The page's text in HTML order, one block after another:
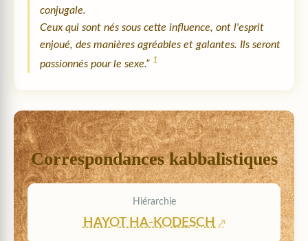
conjugale.
Ceux qui sont nés sous cette influence, ont l'esprit
enjoué, des manières agréables et galantes. Ils seront
passionnés pour le sexe.” 1
Correspondances kabbalistiques
Hiérarchie
HAYOT HA-KODESCH